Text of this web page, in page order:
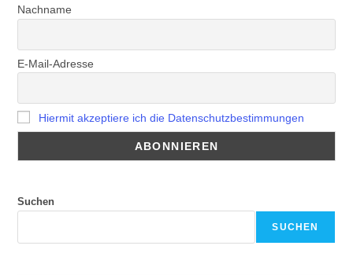
Nachname
E-Mail-Adresse
Hiermit akzeptiere ich die Datenschutzbestimmungen
Suchen
SUCHEN